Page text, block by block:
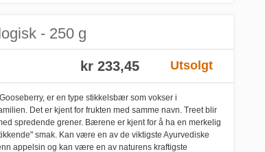
- 250 g
Utsolgt
kr 233,45
er en type stikkelsbær som vokser i
Det er kjent for frukten med samme navn. Treet blir
spredende grener. Bærene er kjent for å ha en merkelig
smak. Kan være en av de viktigste Ayurvediske
appelsin og kan være en av naturens kraftigste